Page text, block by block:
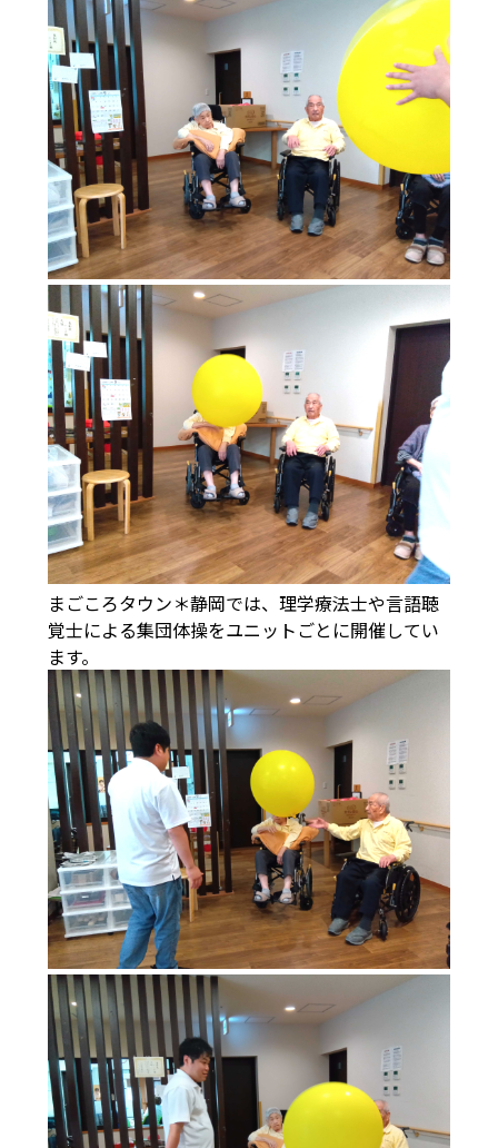
まごころタウン＊静岡では、理学療法士や言語聴
覚士による集団体操をユニットごとに開催してい
ます。